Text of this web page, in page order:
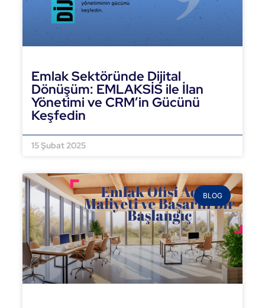
Emlak Sektöründe Dijital
Dönüşüm: EMLAKSİS ile İlan
Yönetimi ve CRM’in Gücünü
Keşfedin
15 Şubat 2025
BLOG